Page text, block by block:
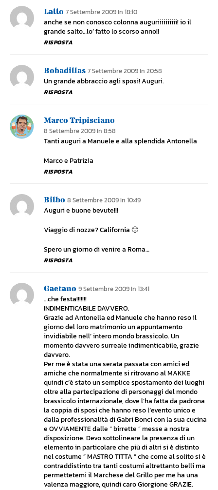
Lallo 7 Settembre 2009 In 18:10
anche se non conosco colonna auguriiiiiiiiii! io il
grande salto…lo’ fatto lo scorso anno!!
RISPOSTA
Bobadillas 7 Settembre 2009 In 20:58
Un grande abbraccio agli sposi! Auguri.
RISPOSTA
Marco Tripisciano
8 Settembre 2009 In 8:58
Tanti auguri a Manuele e alla splendida Antonella
Marco e Patrizia
RISPOSTA
Bilbo 8 Settembre 2009 In 10:49
Auguri e buone bevute!!!
Viaggio di nozze? California 🙂
Spero un giorno di venire a Roma…
RISPOSTA
Gaetano 9 Settembre 2009 In 13:41
…che festa!!!!!!!
INDIMENTICABILE DAVVERO.
Grazie ad Antonella ed Manuele che hanno reso il
giorno del loro matrimonio un appuntamento
invidiabile nell’ intero mondo brassicolo. Un
momento davvero surreale indimenticabile, grazie
davvero.
Per me è stata una serata passata con amici ed
amiche che normalmente si ritrovano al MAKKE
quindi c’è stato un semplice spostamento dei luoghi
oltre alla partecipazione di personaggi del mondo
brassicolo internazionale, dove l’ha fatta da padrona
la coppia di sposi che hanno reso l’evento unico e
dalla professionalità di Gabri Bonci con la sua cucina
e OVVIAMENTE dalle ” birrette ” messe a nostra
disposizione. Devo sottolineare la presenza di un
elemento in particolare che più di altri si è distinto
nel costume ” MASTRO TITTA ” che come al solito si è
contraddistinto tra tanti costumi altrettanto belli ma
permettetemi il Marchese del Grillo per me ha una
valenza maggiore, quindi caro Giorgione GRAZIE.